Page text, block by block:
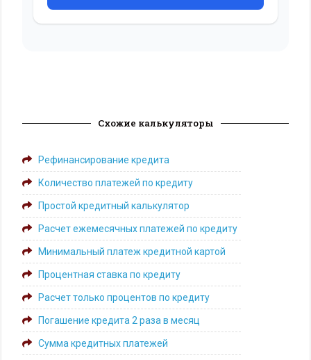
Схожие калькуляторы
Рефинансирование кредита
Количество платежей по кредиту
Простой кредитный калькулятор
Расчет ежемесячных платежей по кредиту
Минимальный платеж кредитной картой
Процентная ставка по кредиту
Расчет только процентов по кредиту
Погашение кредита 2 раза в месяц
Сумма кредитных платежей